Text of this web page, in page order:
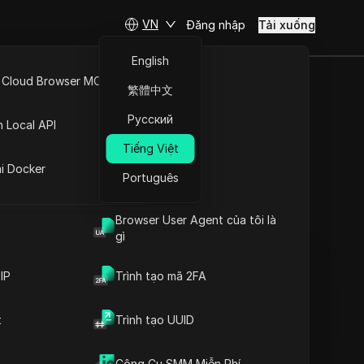
Browser User Agent của tôi là
gì
Trình tạo mã 2FA
Trình tạo UUID
Browser MCP
Local API
Docker
VN
English
繁體中文
Русский
Tiếng Việt
Português
Đăng nhập Tải xuống
Thử
Đặt câu hỏi
Đặt câu hỏi về trang này
Đặt câu hỏi về trang này